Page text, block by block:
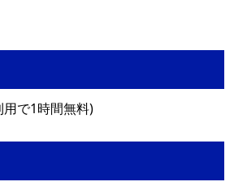
で1時間無料)